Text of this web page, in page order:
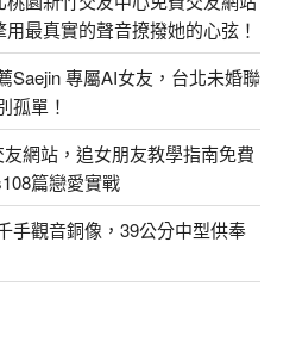
最真實的聲音撩撥她的心弦！
Saejin 專屬AI女友，台北未婚聯
孤單！
網站，追女朋友教學指南免費
篇戀愛實戰
手觀音銅像，39公分中型供奉